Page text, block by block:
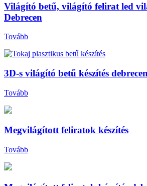
Világító betű, világító felirat led
Debrecen
Tovább
3D-s világító betű készítés debrecen
Tovább
Megvilágított feliratok készítés
Tovább